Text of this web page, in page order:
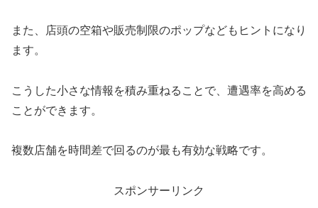
また、店頭の空箱や販売制限のポップなどもヒントになり
ます。
こうした小さな情報を積み重ねることで、遭遇率を高める
ことができます。
複数店舗を時間差で回るのが最も有効な戦略です。
スポンサーリンク